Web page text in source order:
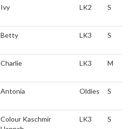
Ivy LK2 S
Betty LK3 S
Charlie LK3 M
Antonia Oldies S
Colour Kaschmir
LK3 S